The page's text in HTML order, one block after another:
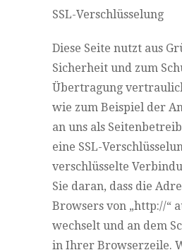
SSL-Verschlüsselung
Diese Seite nutzt aus
Sicherheit und zum
Übertragung
wie zum Beispiel der
an uns als
eine SSL-
verschlüsselte
Sie daran, dass die
Browsers von „http://“
wechselt und an dem
in Ihrer Browserzeile.